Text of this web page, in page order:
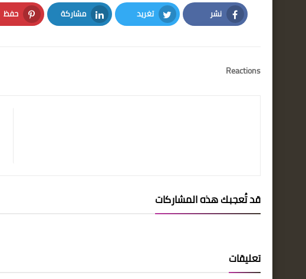
نشر
Facebook
تغريد
Twitter
مشاركة
LinkedIn
حفظ
Reactions
قد تُعجبك هذه المشاركات
تعليقات